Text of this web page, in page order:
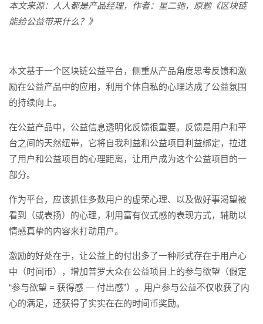
本文来源：人人都是产品经理，作者：星二驰，原题《区块链
能给公益带来什么？》
本文基于一个区块链公益平台，侧重从产品角度思考反馈和激
励在公益产品中的应用，利用个体自私的心理达成了公益氛围
的持续向上。
在公益产品中，公益信息透明化反馈很重要。反馈是用户和平
台之间的天然纽带，它将自我利益和公益项目利益绑定，拉进
了用户和公益项目的心理距离，让用户成为这个公益项目的一
部分。
作为平台，应该抓住多数用户的虚荣心理、以及做好事渴望被
看到（或表扬）的心理，利用富有仪式感的表现方式，辅助以
情感真挚的内容来打动用户。
激励的好处在于，让公益上的付出多了一种形式存在于用户心
中（时间币），增加普罗大众在公益项目上的参与欲望（假定
“参与欲望 = 获得感 — 付出感”）。用户参与公益不仅收获了内
心的满足，还获得了实实在在的时间币奖励。